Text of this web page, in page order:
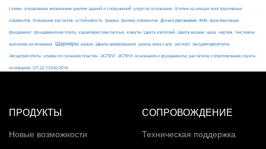
схемы управление жизненным циклом зданий и сооружений упругое основание Усилия на концах конструктивных
элементов Ускорение расчетов устойчивость ферма фильтр элементов флаги рисования ФОК фрагментация
фундамент фундаментная плита характеристики бетона хомуты Цвета изополей Цвета мозаик цена чертеж Числовое
значение на мозаиках Шарниры шкала Шкала армирования шкала лира сапр экспорт эксцентриситеты
Эксцетриситеты эпюры по сечению пластин ЭСПРИ ЭСПРИ; основания и фундаменты; расчётное сопротивление грунта
основания; СП 22.13330.2016
ПРОДУКТЫ
Новые возможности
СОПРОВОЖДЕНИЕ
Техническая поддержка